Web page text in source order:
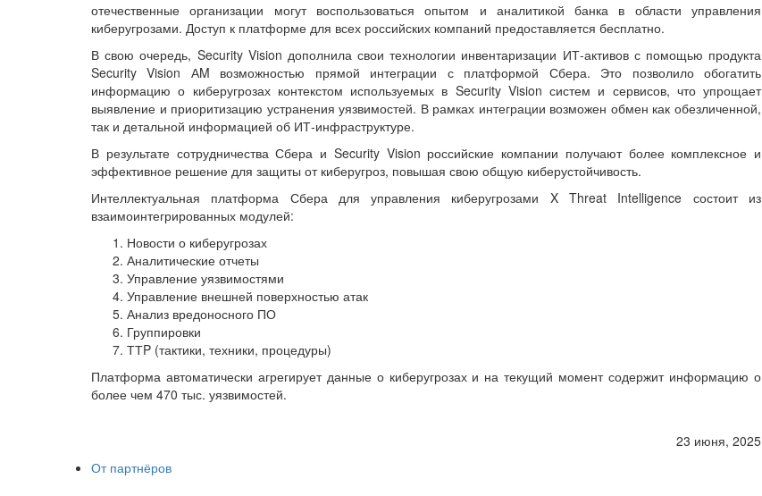
отечественные организации могут воспользоваться опытом и аналитикой банка в области управления
киберугрозами. Доступ к платформе для всех российских компаний предоставляется бесплатно.
В свою очередь, Security Vision дополнила свои технологии инвентаризации ИТ-активов с помощью продукта
Security Vision АM возможностью прямой интеграции с платформой Сбера. Это позволило обогатить
информацию о киберугрозах контекстом используемых в Security Vision систем и сервисов, что упрощает
выявление и приоритизацию устранения уязвимостей. В рамках интеграции возможен обмен как обезличенной,
так и детальной информацией об ИТ-инфраструктуре.
В результате сотрудничества Сбера и Security Vision российские компании получают более комплексное и
эффективное решение для защиты от киберугроз, повышая свою общую киберустойчивость.
Интеллектуальная платформа Сбера для управления киберугрозами X Threat Intelligence состоит из
взаимоинтегрированных модулей:
Новости о киберугрозах
Аналитические отчеты
Управление уязвимостями
Управление внешней поверхностью атак
Анализ вредоносного ПО
Группировки
ТТP (тактики, техники, процедуры)
Платформа автоматически агрегирует данные о киберугрозах и на текущий момент содержит информацию о
более чем 470 тыс. уязвимостей.
23 июня, 2025
От партнёров